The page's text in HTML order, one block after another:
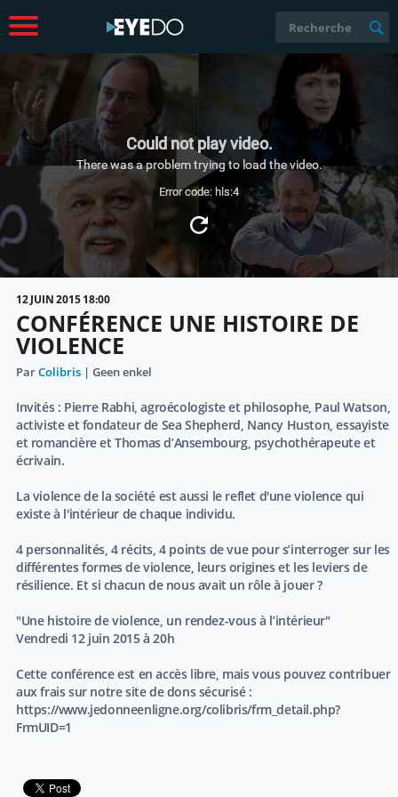
12 JUIN 2015 18:00
CONFÉRENCE UNE HISTOIRE DE
VIOLENCE
ParColibris| Geen enkel
Invités : Pierre Rabhi, agroécologiste et philosophe, Paul Watson,
activiste et fondateur de Sea Shepherd, Nancy Huston, essayiste
et romancière et Thomas d’Ansembourg, psychothérapeute et
écrivain.
La violence de la société est aussi le reflet d'une violence qui
existe à l'intérieur de chaque individu.
4 personnalités, 4 récits, 4 points de vue pour s’interroger sur les
différentes formes de violence, leurs origines et les leviers de
résilience. Et si chacun de nous avait un rôle à jouer ?
"Une histoire de violence, un rendez-vous à l’intérieur"
Vendredi 12 juin 2015 à 20h
Cette conférence est en accès libre, mais vous pouvez contribuer
aux frais sur notre site de dons sécurisé :
https://www.jedonneenligne.org/colibris/frm_detail.php?
FrmUID=1